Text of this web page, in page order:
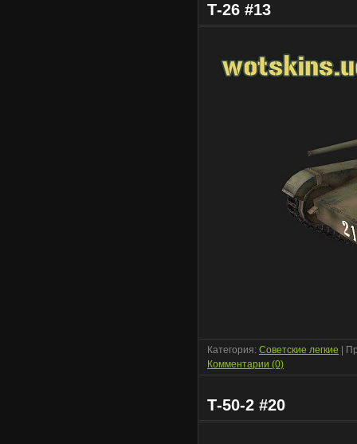
Т-26 #13
Категория: Советские легкие |
Комментарии (0)
Т-50-2 #20